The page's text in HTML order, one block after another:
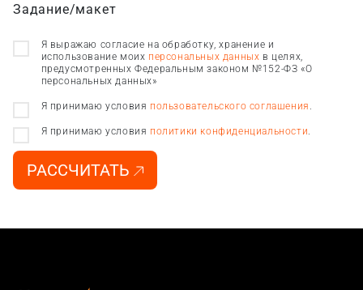
Задание/макет
Я выражаю согласие на обработку, хранение и
использование моих персональных данных в целях,
предусмотренных Федеральным законом №152-ФЗ «О
персональных данных»
Я принимаю условия пользовательского соглашения
Я принимаю условия политики конфиденциальности
РАССЧИТАТЬ